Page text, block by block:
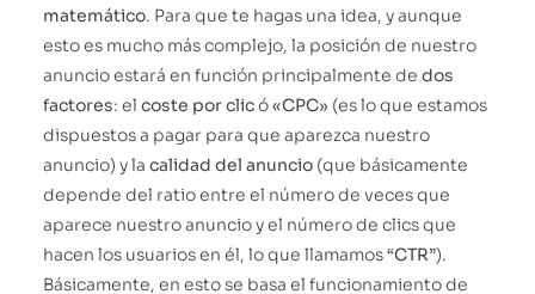
matemático. Para que te hagas una idea, y aunque
esto es mucho más complejo, la posición de nuestro
anuncio estará en función principalmente de dos
factores: el coste por clicó«CPC» (es lo que estamos
dispuestos a pagar para que aparezca nuestro
anuncio) y la calidad del anuncio (que básicamente
depende del ratio entre el número de veces que
aparece nuestro anuncio y el número de clics que
hacen los usuarios en él, lo que llamamos“CTR”).
Básicamente, en esto se basa el funcionamiento de